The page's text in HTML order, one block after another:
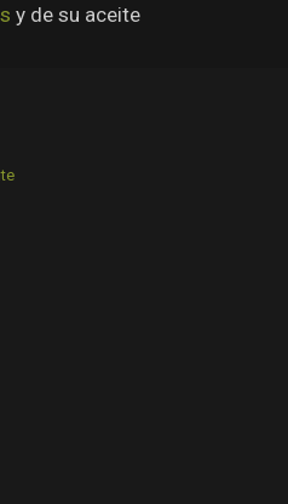
y de su aceite